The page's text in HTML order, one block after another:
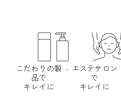
こだわりの製
品で
キレイに
エステサロン
で
キレイに